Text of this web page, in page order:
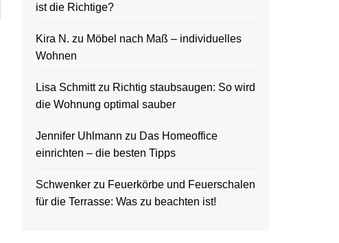
ist die Richtige?
Kira N. zu Möbel nach Maß – individuelles
Wohnen
Lisa Schmittzu Richtig staubsaugen: So wird
die Wohnung optimal sauber
Jennifer Uhlmann zu Das Homeoffice
einrichten – die besten Tipps
Schwenker zu Feuerkörbe und Feuerschalen
für die Terrasse: Was zu beachten ist!